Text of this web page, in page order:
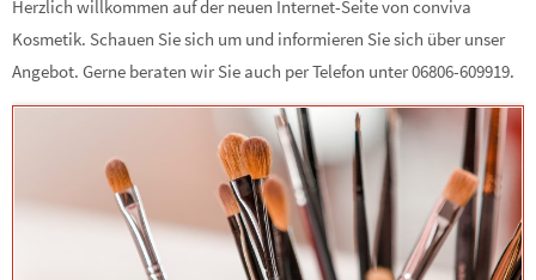
Herzlich willkommen auf der neuen Internet-Seite von conviva
Kosmetik. Schauen Sie sich um und informieren Sie sich über unser
Angebot. Gerne beraten wir Sie auch per Telefon unter 06806-609919.